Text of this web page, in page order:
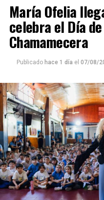
María Ofelia
celebra el Día
Chamamecera
Publicado hace 1 día el 07/08/